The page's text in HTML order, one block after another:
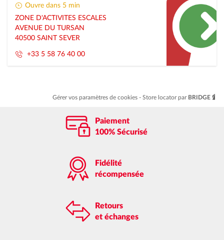
Tartas
Ouvre dans 5 min
ZONE D'ACTIVITES ESCALES
AVENUE DU TURSAN
40500 SAINT SEVER
+33 5 58 76 40 00
Gérer vos paramètres de cookies Store locator par BRIDGE
Paiement
100% Sécurisé
Fidélité
récompensée
Retours
et échanges